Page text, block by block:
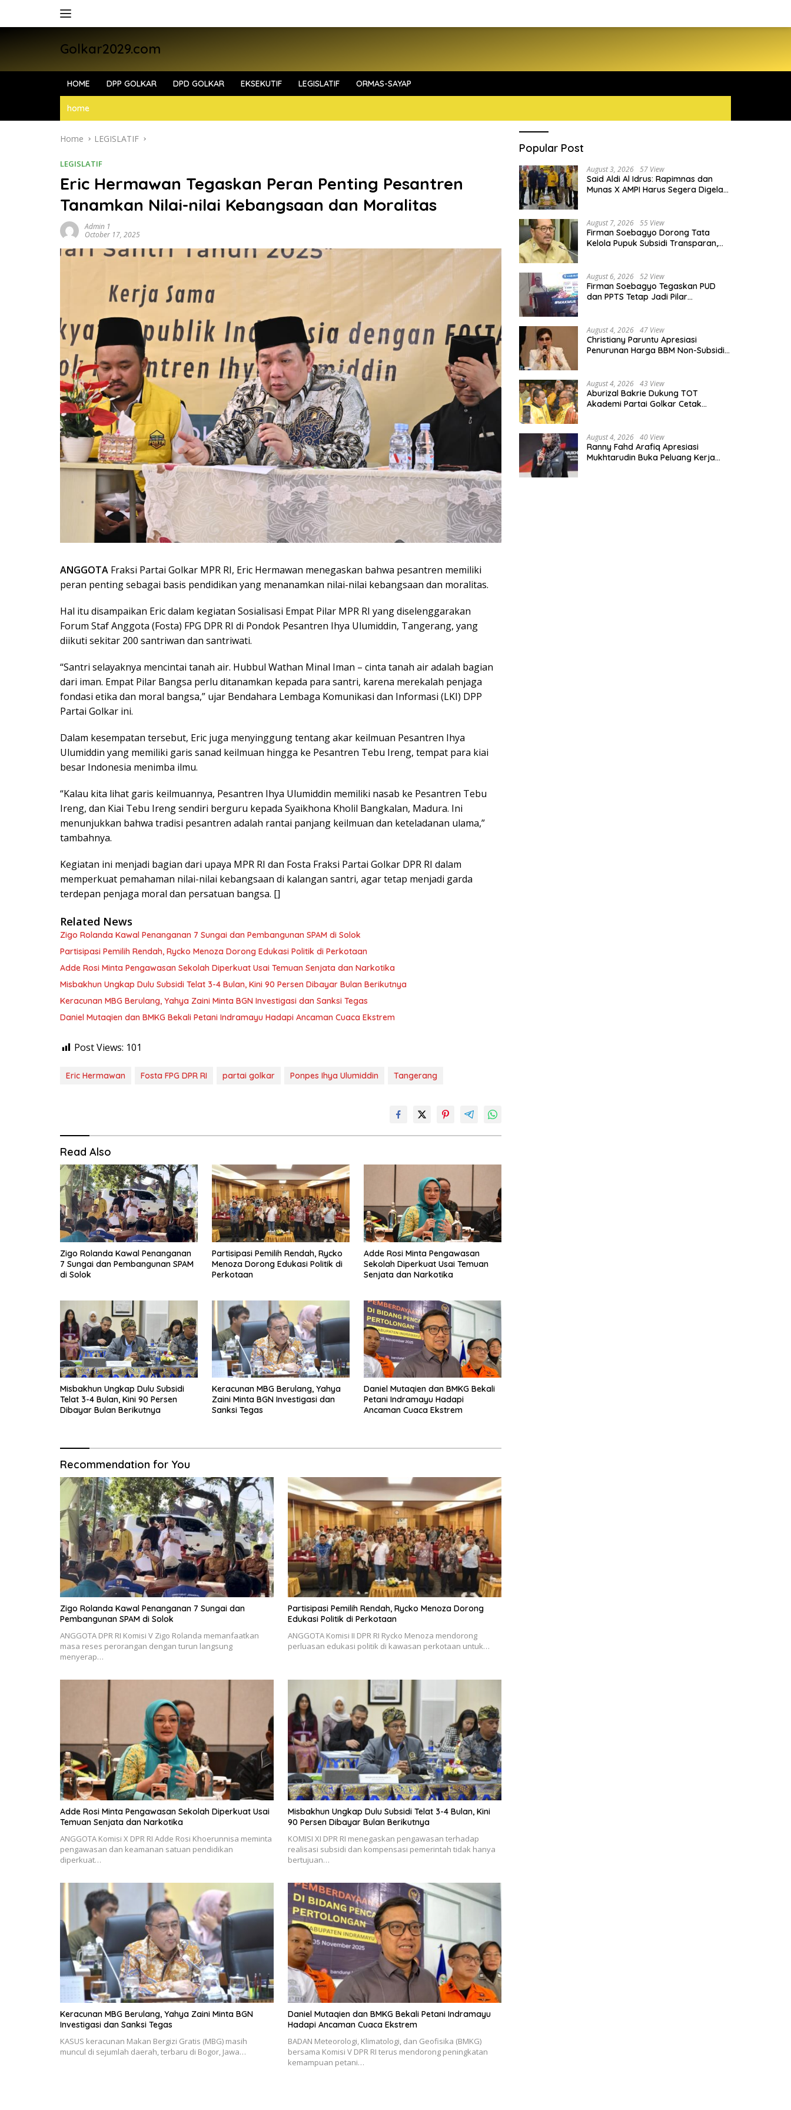
Golkar2029.com
HOME DPP GOLKAR DPD GOLKAR EKSEKUTIF LEGISLATIF ORMAS-SAYAP
home
Home LEGISLATIF
LEGISLATIF
Eric Hermawan Tegaskan Peran Penting Pesantren
Tanamkan Nilai-nilai Kebangsaan dan Moralitas
Admin 1
October 17, 2025
ANGGOTA Fraksi Partai Golkar MPR RI, Eric Hermawan menegaskan bahwa pesantren memiliki
peran penting sebagai basis pendidikan yang menanamkan nilai-nilai kebangsaan dan moralitas.
Hal itu disampaikan Eric dalam kegiatan Sosialisasi Empat Pilar MPR RI yang diselenggarakan
Forum Staf Anggota (Fosta) FPG DPR RI di Pondok Pesantren Ihya Ulumiddin, Tangerang, yang
diikuti sekitar 200 santriwan dan santriwati.
“Santri selayaknya mencintai tanah air. Hubbul Wathan Minal Iman – cinta tanah air adalah bagian
dari iman. Empat Pilar Bangsa perlu ditanamkan kepada para santri, karena merekalah penjaga
fondasi etika dan moral bangsa,” ujar Bendahara Lembaga Komunikasi dan Informasi (LKI) DPP
Partai Golkar ini.
Dalam kesempatan tersebut, Eric juga menyinggung tentang akar keilmuan Pesantren Ihya
Ulumiddin yang memiliki garis sanad keilmuan hingga ke Pesantren Tebu Ireng, tempat para kiai
besar Indonesia menimba ilmu.
“Kalau kita lihat garis keilmuannya, Pesantren Ihya Ulumiddin memiliki nasab ke Pesantren Tebu
Ireng, dan Kiai Tebu Ireng sendiri berguru kepada Syaikhona Kholil Bangkalan, Madura. Ini
menunjukkan bahwa tradisi pesantren adalah rantai panjang keilmuan dan keteladanan ulama,”
tambahnya.
Kegiatan ini menjadi bagian dari upaya MPR RI dan Fosta Fraksi Partai Golkar DPR RI dalam
memperkuat pemahaman nilai-nilai kebangsaan di kalangan santri, agar tetap menjadi garda
terdepan penjaga moral dan persatuan bangsa. []
Related News
Zigo Rolanda Kawal Penanganan 7 Sungai dan Pembangunan SPAM di Solok
Partisipasi Pemilih Rendah, Rycko Menoza Dorong Edukasi Politik di Perkotaan
Adde Rosi Minta Pengawasan Sekolah Diperkuat Usai Temuan Senjata dan Narkotika
Misbakhun Ungkap Dulu Subsidi Telat 3-4 Bulan, Kini 90 Persen Dibayar Bulan Berikutnya
Keracunan MBG Berulang, Yahya Zaini Minta BGN Investigasi dan Sanksi Tegas
Daniel Mutaqien dan BMKG Bekali Petani Indramayu Hadapi Ancaman Cuaca Ekstrem
Post Views: 101
Eric Hermawan Fosta FPG DPR RI partai golkar Ponpes Ihya Ulumiddin Tangerang
Read Also
Zigo Rolanda Kawal Penanganan
7 Sungai dan Pembangunan SPAM
di Solok
Partisipasi Pemilih Rendah, Rycko
Menoza Dorong Edukasi Politik di
Perkotaan
Adde Rosi Minta Pengawasan
Sekolah Diperkuat Usai Temuan
Senjata dan Narkotika
Misbakhun Ungkap Dulu Subsidi
Telat 3-4 Bulan, Kini 90 Persen
Dibayar Bulan Berikutnya
Keracunan MBG Berulang, Yahya
Zaini Minta BGN Investigasi dan
Sanksi Tegas
Daniel Mutaqien dan BMKG Bekali
Petani Indramayu Hadapi
Ancaman Cuaca Ekstrem
Recommendation for You
Zigo Rolanda Kawal Penanganan 7 Sungai dan
Pembangunan SPAM di Solok
ANGGOTA DPR RI Komisi V Zigo Rolanda memanfaatkan
masa reses perorangan dengan turun langsung
menyerap…
Partisipasi Pemilih Rendah, Rycko Menoza Dorong
Edukasi Politik di Perkotaan
ANGGOTA Komisi II DPR RI Rycko Menoza mendorong
perluasan edukasi politik di kawasan perkotaan untuk…
Adde Rosi Minta Pengawasan Sekolah Diperkuat Usai
Temuan Senjata dan Narkotika
ANGGOTA Komisi X DPR RI Adde Rosi Khoerunnisa meminta
pengawasan dan keamanan satuan pendidikan
diperkuat…
Misbakhun Ungkap Dulu Subsidi Telat 3-4 Bulan, Kini
90 Persen Dibayar Bulan Berikutnya
KOMISI XI DPR RI menegaskan pengawasan terhadap
realisasi subsidi dan kompensasi pemerintah tidak hanya
bertujuan…
Keracunan MBG Berulang, Yahya Zaini Minta BGN
Investigasi dan Sanksi Tegas
KASUS keracunan Makan Bergizi Gratis (MBG) masih
muncul di sejumlah daerah, terbaru di Bogor, Jawa…
Daniel Mutaqien dan BMKG Bekali Petani Indramayu
Hadapi Ancaman Cuaca Ekstrem
BADAN Meteorologi, Klimatologi, dan Geofisika (BMKG)
bersama Komisi V DPR RI terus mendorong peningkatan
kemampuan petani…
Popular Post
August 3, 2026 57 View
Said Aldi Al Idrus: Rapimnas dan
Munas X AMPI Harus Segera Digelar
August 7, 2026 55 View
Firman Soebagyo Dorong Tata
Kelola Pupuk Subsidi Transparan,
August 6, 2026 52 View
Firman Soebagyo Tegaskan PUD
dan PPTS Tetap Jadi Pilar
August 4, 2026 47 View
Christiany Paruntu Apresiasi
Penurunan Harga BBM Non-Subsidi,
August 4, 2026 43 View
Aburizal Bakrie Dukung TOT
Akademi Partai Golkar Cetak
August 4, 2026 40 View
Ranny Fahd Arafiq Apresiasi
Mukhtarudin Buka Peluang Kerja